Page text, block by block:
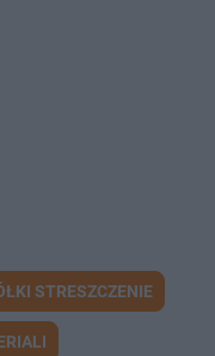
STRESZCZENIE